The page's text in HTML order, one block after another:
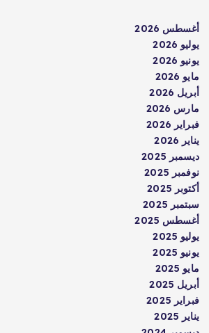
أغسطس 2026
يوليو 2026
يونيو 2026
مايو 2026
أبريل 2026
مارس 2026
فبراير 2026
يناير 2026
ديسمبر 2025
نوفمبر 2025
أكتوبر 2025
سبتمبر 2025
أغسطس 2025
يوليو 2025
يونيو 2025
مايو 2025
أبريل 2025
فبراير 2025
يناير 2025